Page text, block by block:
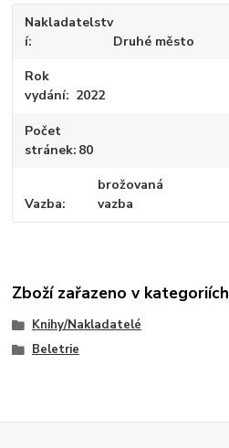
Nakladatelstv
í
Druhé město
Rok
vydání
2022
Počet
stránek 80
Vazba
brožovaná
vazba
Zboží zařazeno v kategoriích
Knihy/Nakladatelé
Beletrie